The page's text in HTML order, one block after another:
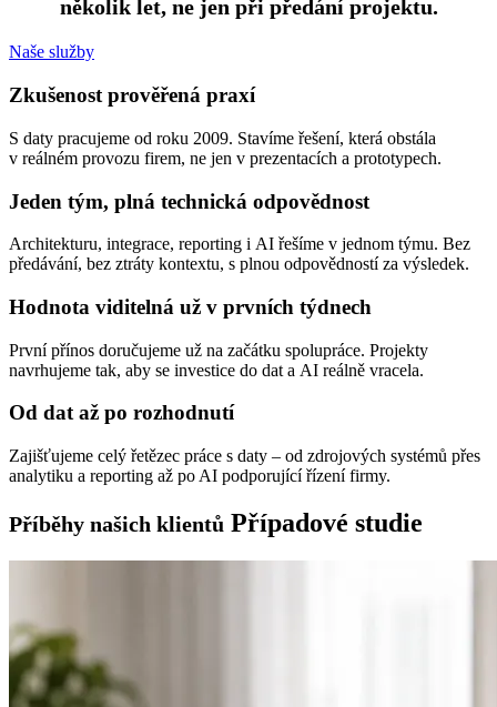
několik let, ne jen při předání projektu.
Naše služby
Zkušenost prověřená praxí
S daty pracujeme od roku 2009. Stavíme řešení, která obstála
v reálném provozu firem, ne jen v prezentacích a prototypech.
Jeden tým, plná technická odpovědnost
Architekturu, integrace, reporting i AI řešíme v jednom týmu. Bez
předávání, bez ztráty kontextu, s plnou odpovědností za výsledek.
Hodnota viditelná už v prvních týdnech
První přínos doručujeme už na začátku spolupráce. Projekty
navrhujeme tak, aby se investice do dat a AI reálně vracela.
Od dat až po rozhodnutí
Zajišťujeme celý řetězec práce s daty – od zdrojových systémů přes
analytiku a reporting až po AI podporující řízení firmy.
Příběhy našich klientů Případové studie